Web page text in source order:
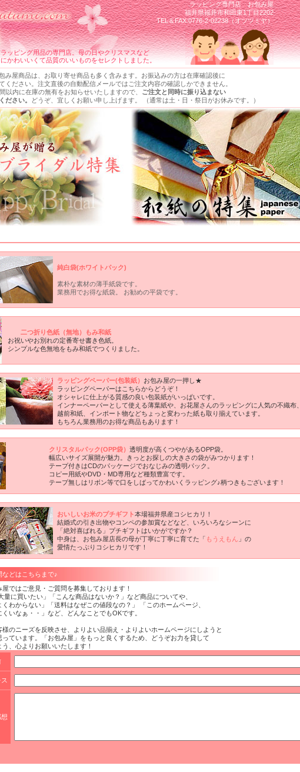
ッピング用品の専門店。母の日やクリスマスなど
かわいいくて品質のいいものをセレクトしました。
ラッピング専門店 お包み屋
福井県福井市和田東1丁目2202
TEL＆FAX:0776-2-02238（オツツミヤ）
み屋商品は、お取り寄せ商品も多く含みます。お振込みの方は在庫確認後に
ください。注文直後の自動配信メールではご注文内容の確認しかできません。
以内に在庫の無有をお知らせいたしますので、 ご注文と同時に振り込まない
ださい。
どうぞ、宜しくお願い申し上げます。 （通常は土・日・祭日がお休みです。）
純白袋(ホワイトパック)
素朴な素材の薄手紙袋です。
業務用でお得な紙袋。 お勧めの平袋です。
二つ折り色紙（無地）もみ和紙
お祝いやお別れの定番寄せ書き色紙。
シンプルな色無地をもみ和紙でつくりました。
ラッピングペーパー(包装紙） お包み屋の一押し★
ラッピングペーパーはこちらからどうぞ！
オシャレに仕上がる質感の良い包装紙がいっぱいです。
インナーペーパーとして使える薄葉紙や、お花屋さんのラッピングに人気の不織布、
越前和紙、インポート物などちょっと変わった紙も取り揃えています。
もちろん業務用のお得な商品もあります！
クリスタルパック(OPP袋） 透明度が高くつやがあるOPP袋。
幅広いサイズ展開が魅力。きっとお探しの大きさの袋がみつかります！
テープ付きはCDのパッケージでおなじみの透明パック。
コピー用紙やDVD・MD専用など種類豊富です。
テープ無しはリボン等で口をしばってかわいくラッピング♪柄つきもございます！
おいしいお米のプチギフト本場福井県産コシヒカリ！
結婚式の引き出物やコンペの参加賞などなど、いろいろなシーンに
「絶対喜ばれる」プチギフトはいかがですか？
中身は、お包み屋店長の母が丁寧に丁寧に育てた「 もうえもん
」の
愛情たっぷりコシヒカリです！
などはこちらまで♪
ではご意見・ご質問を募集しております！
量に買いたい」「こんな商品はないか？」など商品についてや、
くわからない」「送料はなぜこの値段なの？」 「このホームページ、
くいなぁ・・」など、どんなことでもOKです。
様のニーズを反映させ、よりよい品揃え・よりよいホームページにしようと
っています。「お包み屋」をもっと良くするため、どうぞお力を貸して
、心よりお願いいたします！